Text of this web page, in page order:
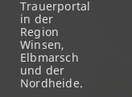
Trauerportal
in der
Region
Winsen,
Elbmarsch
und der
Nordheide.